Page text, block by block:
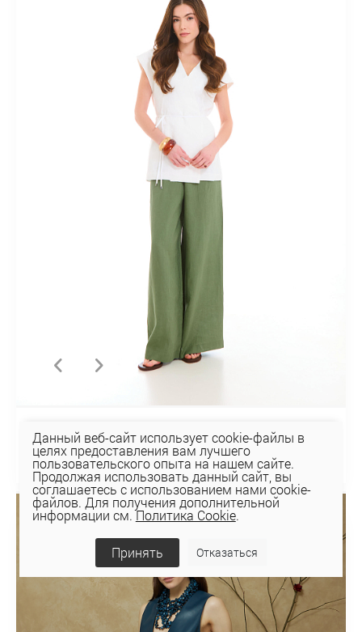
ЖИЛЕТ 1К-2301С
148,81 руб
СКИДКА 30%
Данный веб-сайт использует cookie-файлы в
целях предоставления вам лучшего
пользовательского опыта на нашем сайте.
Продолжая использовать данный сайт, вы
соглашаетесь с использованием нами cookie-
файлов. Для получения дополнительной
информации см.Политика Cookie.
Принять Отказаться